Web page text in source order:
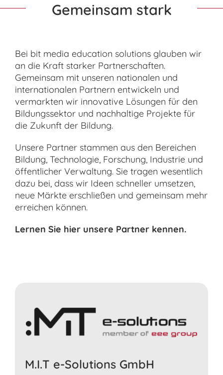
Gemeinsam stark
Bei bit media education solutions glauben wir
an die Kraft starker Partnerschaften.
Gemeinsam mit unseren nationalen und
internationalen Partnern entwickeln und
vermarkten wir innovative Lösungen für den
Bildungssektor und nachhaltige Projekte für
die Zukunft der Bildung.
Unsere Partner stammen aus den Bereichen
Bildung, Technologie, Forschung, Industrie und
öffentlicher Verwaltung. Sie tragen wesentlich
dazu bei, dass wir Ideen schneller umsetzen,
neue Märkte erschließen und gemeinsam mehr
erreichen können.
Lernen Sie hier unsere Partner kennen.
M.I.T e-Solutions GmbH